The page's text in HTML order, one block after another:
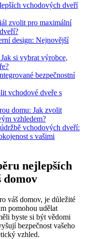
vchodových dveří
zvolit pro maximální
design: Nejnovější
si vybrat výrobce,
bezpečnostní​
vchodové dveře⁣ s
domu: Jak zvolit
vzhledem?
vchodových dveří:
s vašimi
nejlepších
domov
váš domov,⁤ je důležité
pomohou udělat
byste​ si být ​vědomi
bezpečnost⁢ vašeho
vzhled.